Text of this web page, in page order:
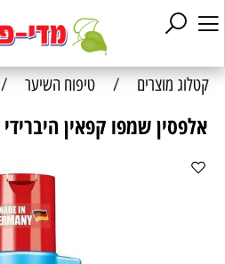
קטלוג מוצרים / טיפוח השיער /
אלפסין שמפו קפאין היברידי